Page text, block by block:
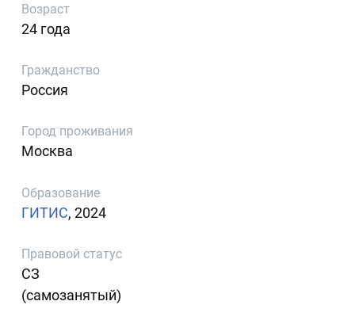
Возраст
24 года
Гражданство
Россия
Город проживания
Москва
Образование
ГИТИС, 2024
Правовой статус
СЗ
(самозанятый)